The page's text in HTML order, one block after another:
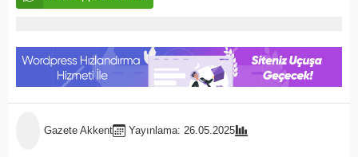
Gazete Akkent Yayınlama: 26.05.2025